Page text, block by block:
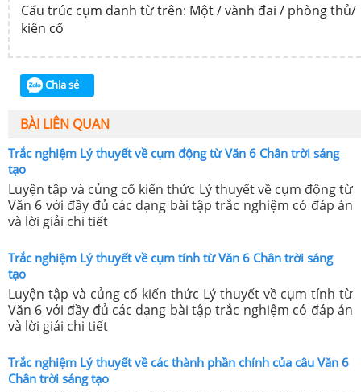
Cấu trúc cụm danh từ trên: Một / vành đai / phòng thủ/
kiên cố
Chia sẻ
BÀI LIÊN QUAN
Trắc nghiệm Lý thuyết về cụm động từ Văn 6 Chân trời sáng
tạo
Luyện tập và củng cố kiến thức Lý thuyết về cụm động từ
Văn 6 với đầy đủ các dạng bài tập trắc nghiệm có đáp án
và lời giải chi tiết
Trắc nghiệm Lý thuyết về cụm tính từ Văn 6 Chân trời sáng
tạo
Luyện tập và củng cố kiến thức Lý thuyết về cụm tính từ
Văn 6 với đầy đủ các dạng bài tập trắc nghiệm có đáp án
và lời giải chi tiết
Trắc nghiệm Lý thuyết về các thành phần chính của câu Văn 6
Chân trời sáng tạo